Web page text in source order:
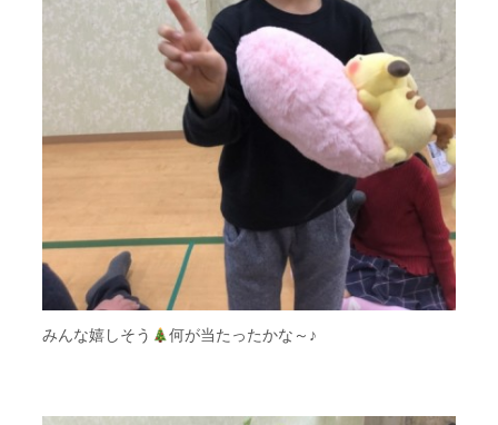
みんな嬉しそう 何が当たったかな～♪